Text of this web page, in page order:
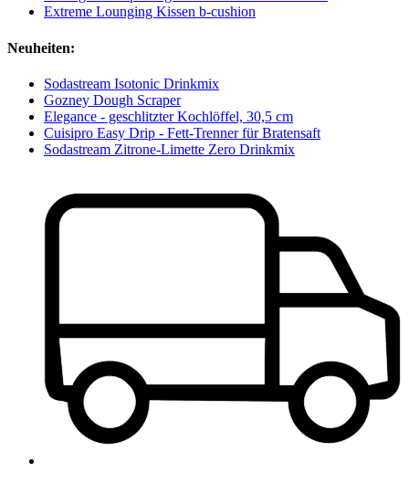
Extreme Lounging Kissen b-cushion
Neuheiten:
Sodastream Isotonic Drinkmix
Gozney Dough Scraper
Elegance - geschlitzter Kochlöffel, 30,5 cm
Cuisipro Easy Drip - Fett-Trenner für Bratensaft
Sodastream Zitrone-Limette Zero Drinkmix